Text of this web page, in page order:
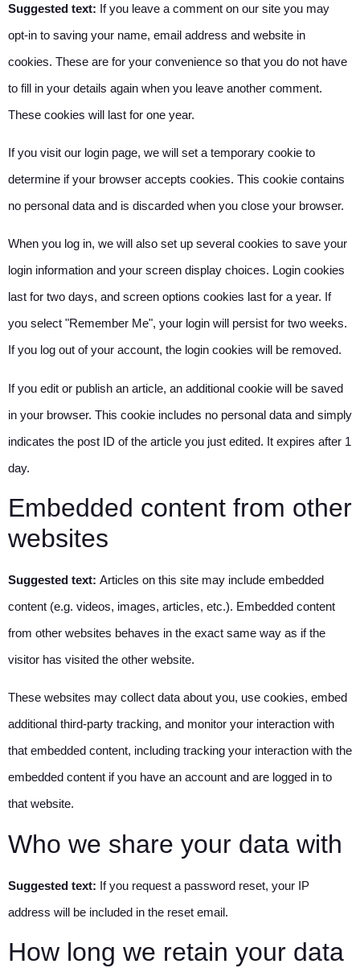
Suggested text: If you leave a comment on our site you may
opt-in to saving your name, email address and website in
cookies. These are for your convenience so that you do not have
to fill in your details again when you leave another comment.
These cookies will last for one year.
If you visit our login page, we will set a temporary cookie to
determine if your browser accepts cookies. This cookie contains
no personal data and is discarded when you close your browser.
When you log in, we will also set up several cookies to save your
login information and your screen display choices. Login cookies
last for two days, and screen options cookies last for a year. If
you select "Remember Me", your login will persist for two weeks.
If you log out of your account, the login cookies will be removed.
If you edit or publish an article, an additional cookie will be saved
in your browser. This cookie includes no personal data and simply
indicates the post ID of the article you just edited. It expires after 1
day.
Embedded content from other
websites
Suggested text: Articles on this site may include embedded
content (e.g. videos, images, articles, etc.). Embedded content
from other websites behaves in the exact same way as if the
visitor has visited the other website.
These websites may collect data about you, use cookies, embed
additional third-party tracking, and monitor your interaction with
that embedded content, including tracking your interaction with the
embedded content if you have an account and are logged in to
that website.
Who we share your data with
Suggested text: If you request a password reset, your IP
address will be included in the reset email.
How long we retain your data